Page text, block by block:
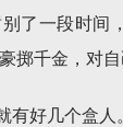
了一段时间
掷千金，对自
有好几个盒